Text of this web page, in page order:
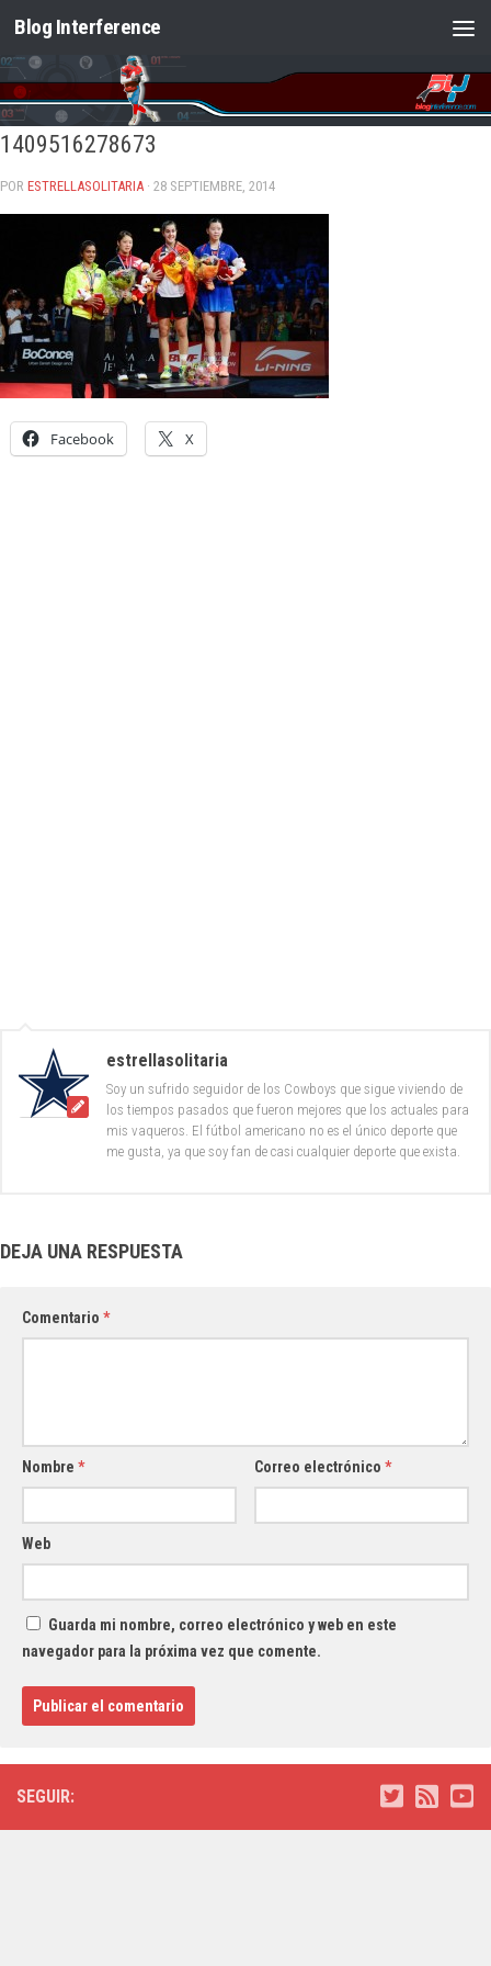
Saltar al contenido
Blog Interference
1409516278673
POR ESTRELLASOLITARIA · 28 SEPTIEMBRE, 2014
Facebook X
estrellasolitaria
Soy un sufrido seguidor de los Cowboys que sigue viviendo de
los tiempos pasados que fueron mejores que los actuales para
mis vaqueros. El fútbol americano no es el único deporte que
me gusta, ya que soy fan de casi cualquier deporte que exista.
DEJA UNA RESPUESTA
Comentario *
Nombre * Correo electrónico*
Web
Guarda mi nombre, correo electrónico y web en este
navegador para la próxima vez que comente.
SEGUIR: